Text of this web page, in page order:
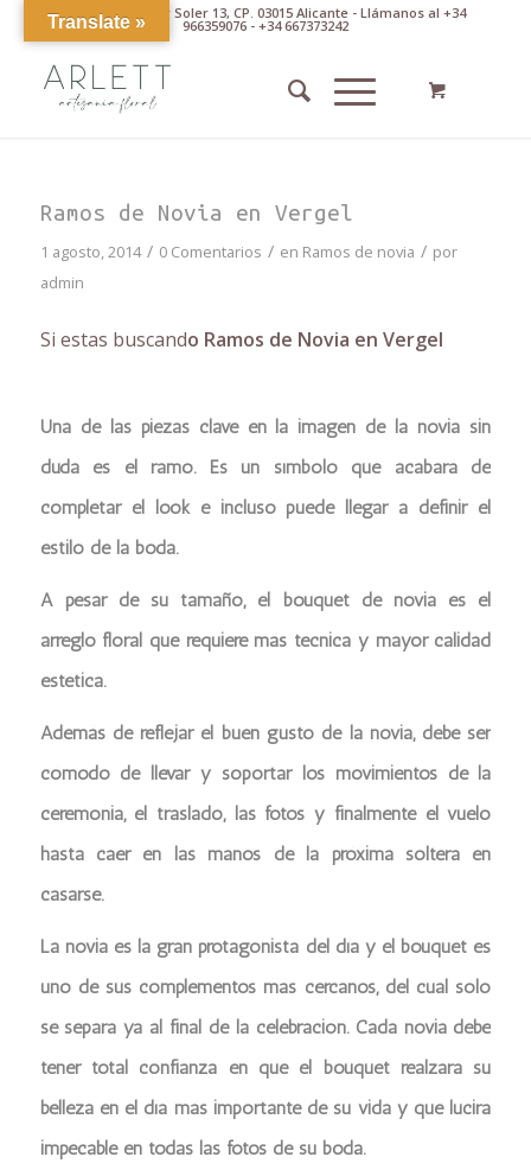
Av. Pintor Xavier Soler 13, CP. 03015 Alicante - Llámanos al +34
966359076 - +34 667373242
Ramos de Novia en Vergel
1 agosto, 2014 / 0 Comentarios / en Ramos de novia / por
admin
Si estas buscando Ramos de Novia en Vergel
Una de las piezas clave en la imagen de la novia sin
duda es el ramo. Es un símbolo que acabará de
completar el look e incluso puede llegar a definir el
estilo de la boda.
A pesar de su tamaño, el bouquet de novia es el
arreglo floral que requiere más técnica y mayor calidad
estética.
Además de reflejar el buen gusto de la novia, debe ser
cómodo de llevar y soportar los movimientos de la
ceremonia, el traslado, las fotos y finalmente el vuelo
hasta caer en las manos de la próxima soltera en
casarse.
La novia es la gran protagonista del día y el bouquet es
uno de sus complementos más cercanos, del cual sólo
se separa ya al final de la celebración. Cada novia debe
tener total confianza en que el bouquet realzará su
belleza en el día más importante de su vida y que lucirá
impecable en todas las fotos de su boda.
Translate »